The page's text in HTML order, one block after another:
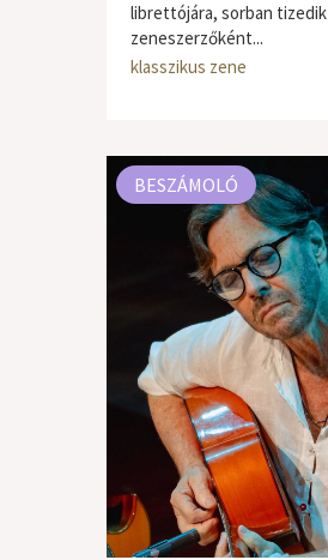
librettójára, sorban tizedik
zeneszerzőként...
klasszikus zene
BESZÁMOLÓ